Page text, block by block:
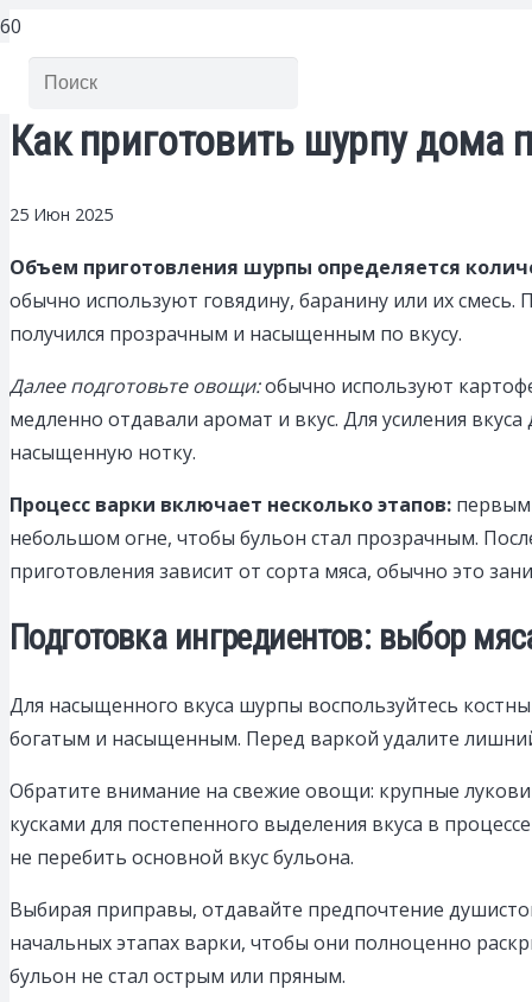
Как приготовить шурпу дома
25 Июн 2025
Объем приготовления шурпы определяется
обычно используют говядину, баранину или их
получился прозрачным и насыщенным по вкусу.
Далее подготовьте овощи:обычно используют
медленно отдавали аромат и вкус. Для усиления
насыщенную нотку.
Процесс варки включает несколько этапов: первым
небольшом огне, чтобы бульон стал прозрачным.
приготовления зависит от сорта мяса, обычно это
Подготовка ингредиентов: выбор
Для насыщенного вкуса шурпы воспользуйтесь
богатым и насыщенным. Перед варкой удалите
Обратите внимание на свежие овощи: крупные
кусками для постепенного выделения вкуса в
не перебить основной вкус бульона.
Выбирая приправы, отдавайте предпочтение
начальных этапах варки, чтобы они полноценно
бульон не стал острым или пряным.